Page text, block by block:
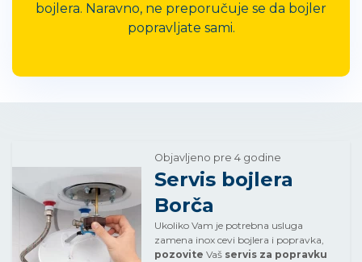
bojlera. Naravno, ne preporučuje se da bojler
popravljate sami.
Objavljeno pre 4 godine
Servis bojlera
Borča
Ukoliko Vam je potrebna usluga
zamena inox cevi bojlera i popravka,
pozovite Vaš servis za popravku